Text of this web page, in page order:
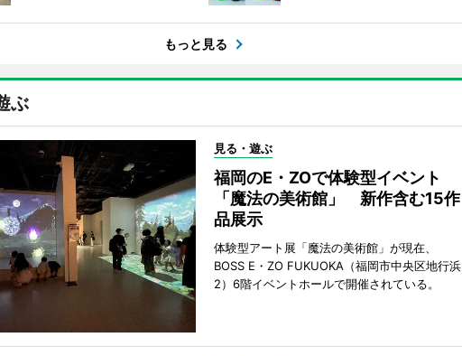
もっと見る
ぶ
見る・遊ぶ
福岡のE・ZOで体験型イベント
「魔法の美術館」 新作含む15作
品展示
体験型アート展「魔法の美術館」が現在、
BOSS E・ZO FUKUOKA（福岡市中央区地行浜
2）6階イベントホールで開催されている。